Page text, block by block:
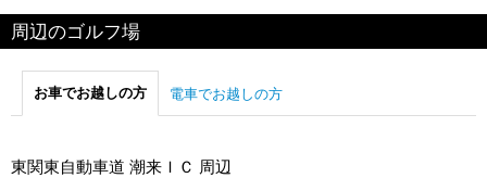
周辺のゴルフ場
お車でお越しの方 電車でお越しの方
東関東自動車道 潮来ＩＣ 周辺